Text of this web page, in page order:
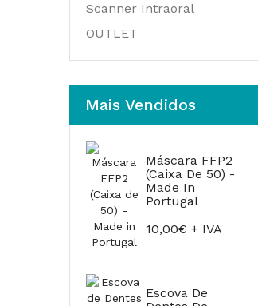
Scanner Intraoral
OUTLET
Mais Vendidos
Máscara FFP2
(Caixa De 50) -
Made In
Portugal
10,00€ + IVA
Escova De